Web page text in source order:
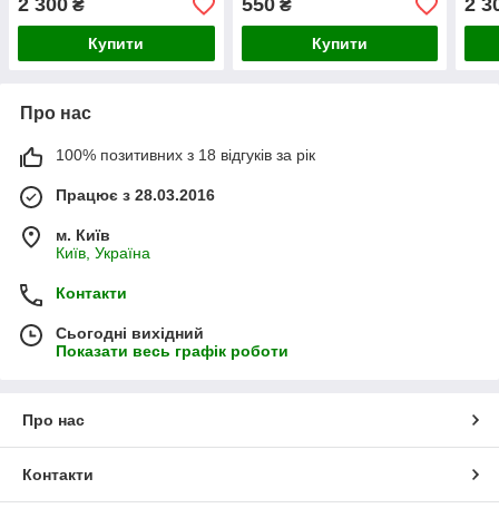
2 300 ₴
Купити
550₴
Купити
2
Про нас
100% позитивних з 18 відгуків за рік
Працює з 28.03.2016
м. Київ
Київ, Україна
Контакти
Сьогодні вихідний
Показати весь графік роботи
Про нас
Контакти